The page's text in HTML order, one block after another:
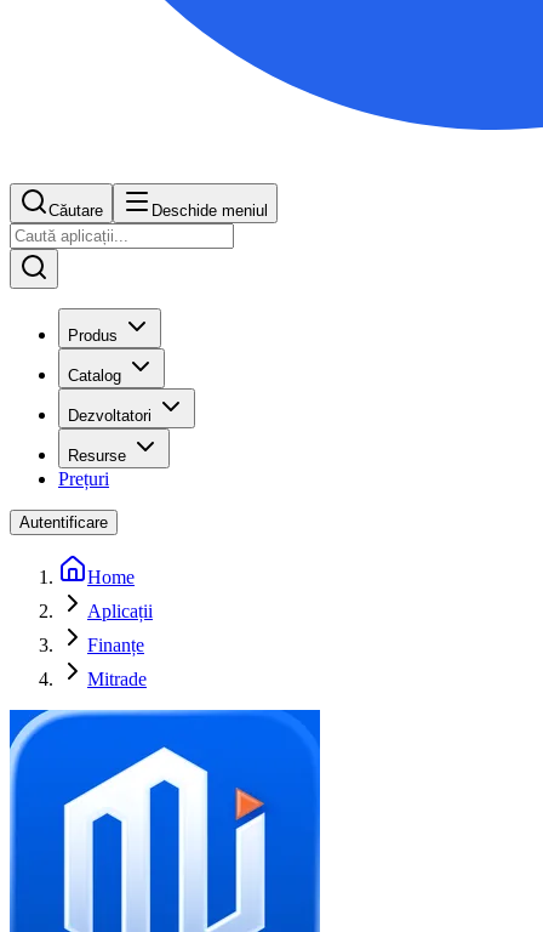
Căutare Deschide meniul
Produs
Catalog
Dezvoltatori
Resurse
Prețuri
Autentificare
Home
Aplicații
Finanțe
Mitrade